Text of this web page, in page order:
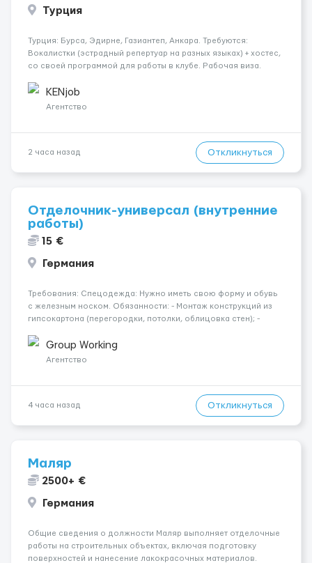
Турция
Турция: Бурса, Эдирне, Газиантеп, Анкара. Требуются:
Вокалистки (эстрадный репертуар на разных языках) + хостеc,
со своей программой для работы в клубе. Рабочая виза.
одного до трех месяцев. Мед. страховка. Высокая зарплат...
KENjob
Агентство
2 часа назад Откликнуться
Отделочник-универсал (внутренние
работы)
15 €
Германия
Требования: Спецодежда: Нужно иметь свою форму и обувь
с железным носком. Обязанности: - Монтаж конструкций из
гипсокартона (перегородки, потолки, облицовка стен); -
малярных работ (шпатлевка, грунтовка, покраска); -
Штукатурные работы ...
Group Working
Агентство
4 часа назад Откликнуться
Маляр
2500+ €
Германия
Общие сведения о должности Маляр выполняет отделочные
работы на строительных объектах, включая подготовку
поверхностей и нанесение лакокрасочных материалов.